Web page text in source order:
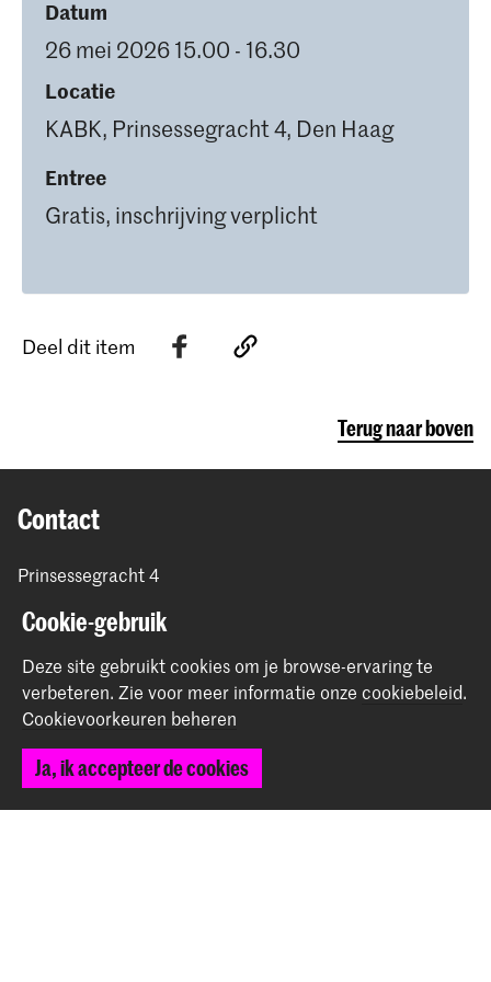
Datum
26 mei 2026 15.00 - 16.30
Locatie
KABK, Prinsessegracht 4, Den Haag
Entree
Gratis, inschrijving verplicht
Deel dit item
Terug naar boven
Contact
Prinsessegracht 4
+31 (0) 70 315 47 77
communication@kabk.nl
Graduation Show 2026
Start je aanmelding hier
Werken bij de KABK
Contactinfo
Cookie-gebruik
Deze site gebruikt cookies om je browse-ervaring te
verbeteren. Zie voor meer informatie onze cookiebeleid.
Cookievoorkeuren beheren
Ja, ik accepteer de cookies